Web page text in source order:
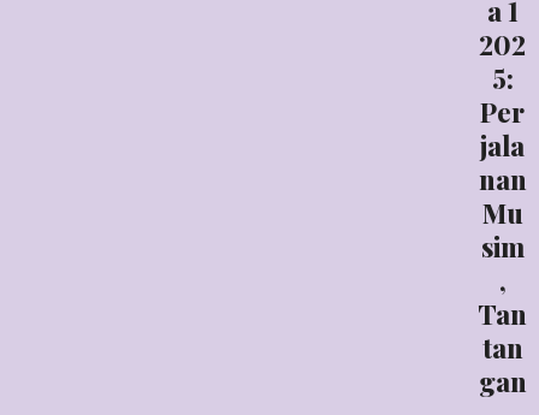
a 1
202
5:
Per
jala
nan
Mu
sim
,
Tan
tan
gan